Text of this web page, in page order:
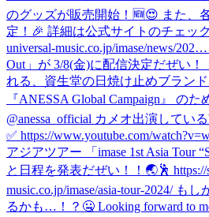
のグッズが販売開始！🆕😍 また、
定！🎉 詳細は公式サイトのチェッ
universal-music.co.jp/imase/news/
Out」が 3/8(金)に配信決定だぜい！
れる、資生堂の日焼け止めブラン
『ANESSA Global Campaign』 の
@anessa_official カメオ出演してい
✅ https://www.youtube.com/
アジアツアー 「imase 1st Asia Tour
と日程を発表だぜい！！🌏🕺 https://
music.co.jp/imase/asia-tour-2024/ も
るかも…！？🤐 Looking forward to